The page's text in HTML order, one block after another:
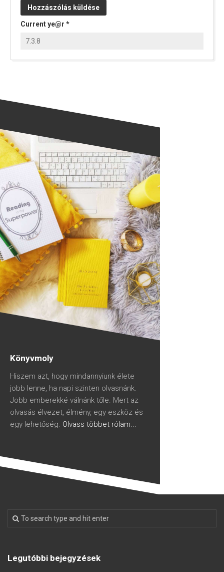
Current ye@r *
Könyvmoly
Hiszem azt, hogy mindannyiunk élete
jobb lenne, ha napi szinten olvasnánk.
Jobb emberekké válnánk tőle. Mert az
olvasás élvezet, élmény, egy eszköz és
egy lehetőség. Olvass többet rólam...
Legutóbbi bejegyzések